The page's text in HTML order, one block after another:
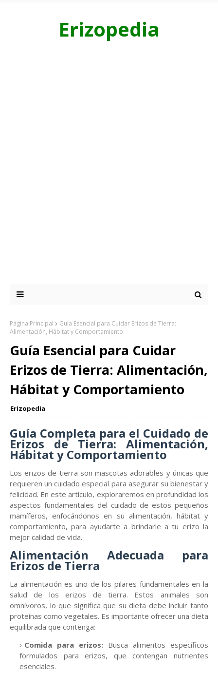
Erizopedia
Página Principal
Guía Esencial para Cuidar Erizos de Tierra:
Alimentación, Hábitat y Comportamiento
Guía Esencial para Cuidar
Erizos de Tierra: Alimentación,
Hábitat y Comportamiento
Erizopedia
Guía Completa para el Cuidado de
Erizos de Tierra: Alimentación,
Hábitat y Comportamiento
Los erizos de tierra son mascotas adorables y únicas que
requieren un cuidado especial para asegurar su bienestar y
felicidad. En este artículo, exploraremos en profundidad los
aspectos fundamentales del cuidado de estos pequeños
mamíferos, enfocándonos en su alimentación, hábitat y
comportamiento, para ayudarte a brindarle a tu erizo la
mejor calidad de vida.
Alimentación Adecuada para
Erizos de Tierra
La alimentación es uno de los pilares fundamentales en la
salud de los erizos de tierra. Estos animales son
omnívoros, lo que significa que su dieta debe incluir tanto
proteínas como vegetales. Es importante ofrecer una dieta
equilibrada que contenga:
Comida para erizos: Busca alimentos específicos
formulados para erizos, que contengan nutrientes
esenciales.